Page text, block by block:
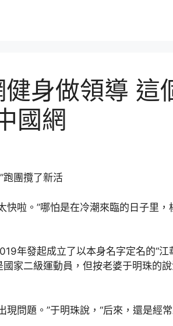
身做領導 這
國網
跑團攬了新活
快啦。”哪怕是在冷潮來臨的日子里
年發起成立了以本身名字定名的“江
家二級運動員，但按老婆于明珠的
現問題。”于明珠說，“后來，還是經